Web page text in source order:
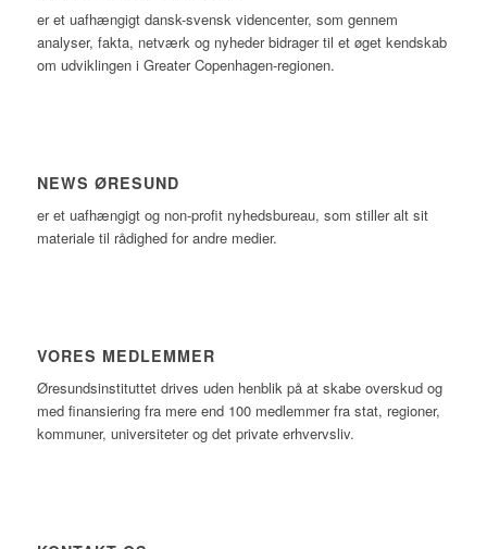
er et uafhængigt dansk-svensk videncenter, som gennem
analyser, fakta, netværk og nyheder bidrager til et øget kendskab
om udviklingen i Greater Copenhagen-regionen.
NEWS ØRESUND
er et uafhængigt og non-profit nyhedsbureau, som stiller alt sit
materiale til rådighed for andre medier.
VORES MEDLEMMER
Øresundsinstituttet drives uden henblik på at skabe overskud og
med finansiering fra mere end 100 medlemmer fra stat, regioner,
kommuner, universiteter og det private erhvervsliv.